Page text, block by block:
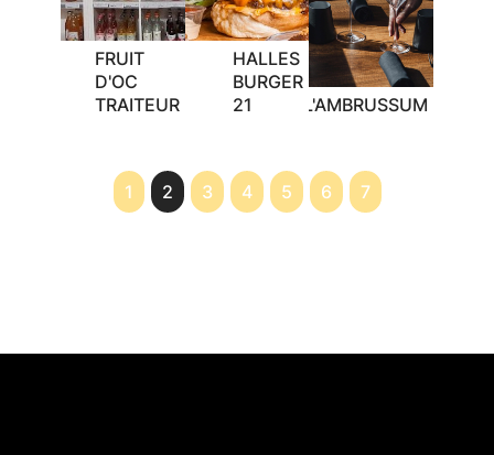
FRUIT
D'OC
TRAITEUR
HALLES
BURGER
21
L'AMBRUSSUM
1 2 3 4 5 6 7